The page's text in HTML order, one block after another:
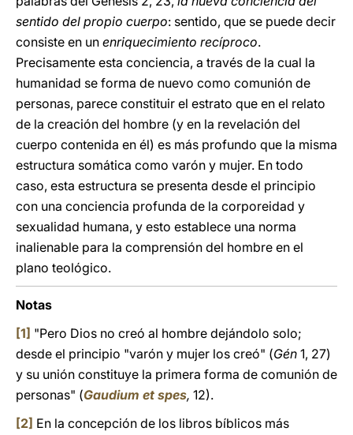
sentido del propio cuerpo: sentido, que se puede decir
consiste en un enriquecimiento recíproco.
Precisamente esta conciencia, a través de la cual la
humanidad se forma de nuevo como comunión de
personas, parece constituir el estrato que en el relato
de la creación del hombre (y en la revelación del
cuerpo contenida en él) es más profundo que la misma
estructura somática como varón y mujer. En todo
caso, esta estructura se presenta desde el principio
con una conciencia profunda de la corporeidad y
sexualidad humana, y esto establece una norma
inalienable para la comprensión del hombre en el
plano teológico.
Notas
[1] "Pero Dios no creó al hombre dejándolo solo;
desde el principio "varón y mujer los creó" (Gén 1, 27)
y su unión constituye la primera forma de comunión de
personas" (Gaudium et spes, 12).
[2] En la concepción de los libros bíblicos más